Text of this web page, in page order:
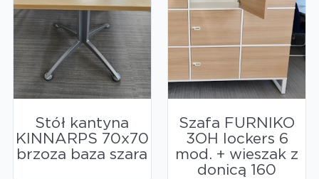
Stół kantyna
KINNARPS 70x70
brzoza baza szara
Szafa FURNIKO
3OH lockers 6
mod. + wieszak z
donicą 160